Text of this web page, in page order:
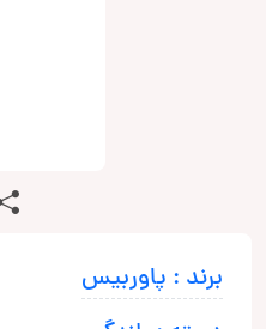
برند : پاوربیس